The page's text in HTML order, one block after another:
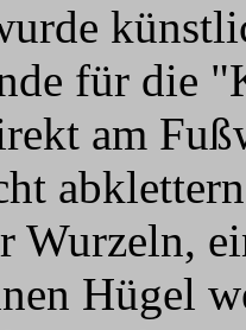
für die
am
Wurzeln,
Hügel